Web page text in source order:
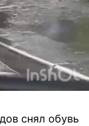
снял обувь